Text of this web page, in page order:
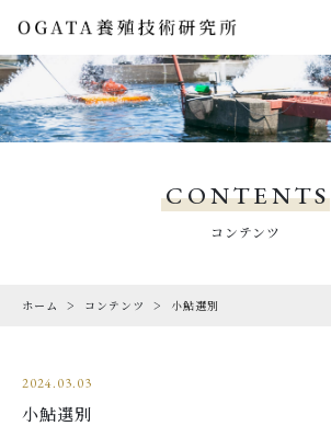
お気に入り
CHECKED PRODUCTS
ORDER HISTORY
CAMPAIGN
キャンペーン
CONTENTS
コンテンツ
ホーム コンテンツ 小鮎選別
2024.03.03
小鮎選別